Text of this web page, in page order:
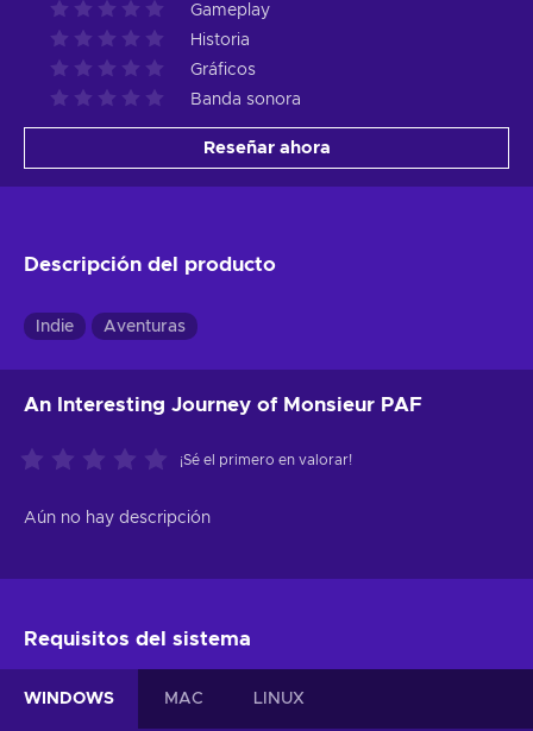
Gameplay
Historia
Gráficos
Banda sonora
Reseñar ahora
Descripción del producto
Indie Aventuras
An Interesting Journey of Monsieur PAF
¡Sé el primero en valorar!
Aún no hay descripción
Requisitos del sistema
WINDOWS MAC LINUX